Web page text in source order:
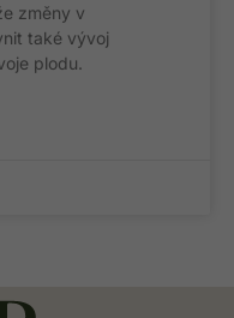
změny v
také vývoj
plodu.